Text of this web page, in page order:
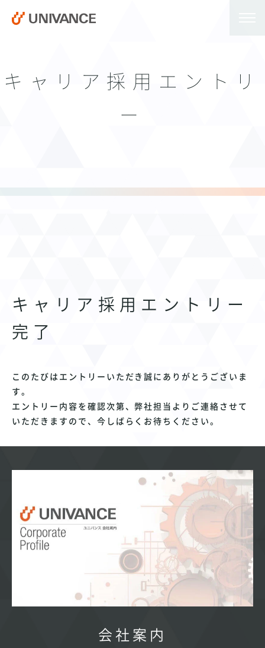
キャリア採用エントリ
ー
キャリア採用エントリー
完了
このたびはエントリーいただき誠にありがとうございま
す。
エントリー内容を確認次第、弊社担当よりご連絡させて
いただきますので、今しばらくお待ちください。
会社案内